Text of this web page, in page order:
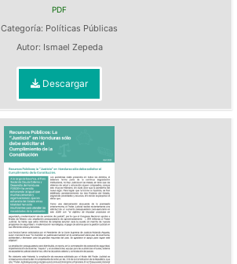
PDF
Categoría: Políticas Públicas
Autor: Ismael Zepeda
Descargar